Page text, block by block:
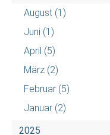
August (1)
Juni (1)
April (5)
März (2)
Februar (5)
Januar (2)
2025